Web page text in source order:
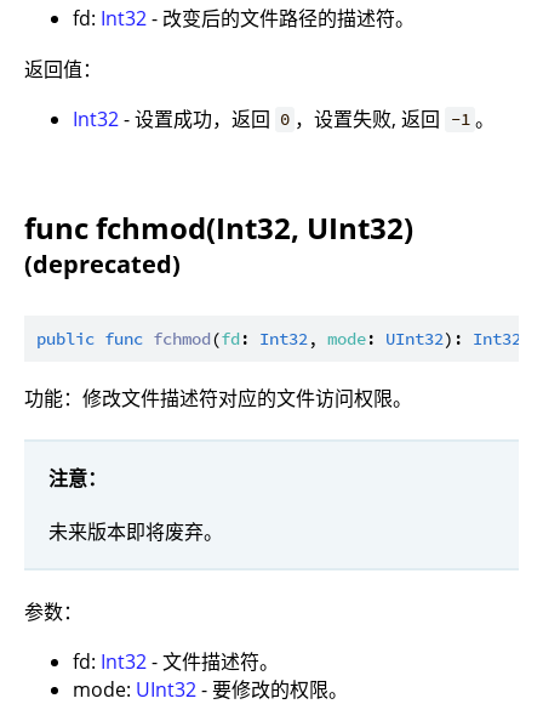
fd: Int32- 改变后的文件路径的描述符。
返回值：
Int32- 设置成功，返回 0 ，设置失败, 返回 -1 。
func fchmod(Int32, UInt32)
(deprecated)
public func fchmod(fd: Int32, mode: UInt32): Int32
功能：修改文件描述符对应的文件访问权限。
注意：
未来版本即将废弃。
参数：
fd: Int32- 文件描述符。
mode: UInt32- 要修改的权限。